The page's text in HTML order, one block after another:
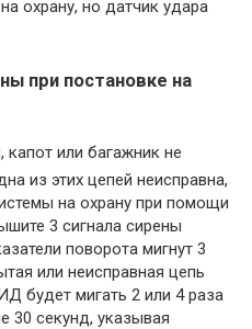
охрану, но датчик удара
при постановке на
капот или багажник не
из этих цепей неисправна,
на охрану при помощи
3 сигнала сирены
поворота мигнут 3
или неисправная цепь
будет мигать 2 или 4 раза
30 секунд, указывая